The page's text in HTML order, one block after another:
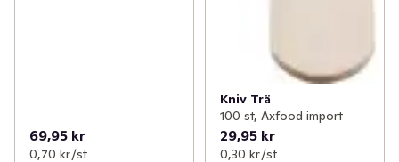
69,95 kr
0,70 kr /st
Kniv Trä
100 st, Axfood import
29,95 kr
0,30 kr /st